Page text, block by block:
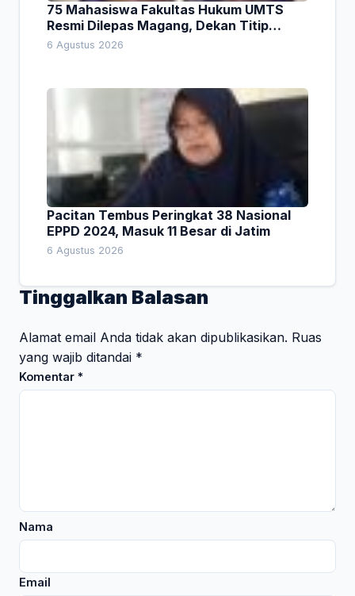
75 Mahasiswa Fakultas Hukum UMTS
Resmi Dilepas Magang, Dekan Titip
Empat Pesan Penting
6 Agustus 2026
Pacitan Tembus Peringkat 38 Nasional
EPPD 2024, Masuk 11 Besar di Jatim
6 Agustus 2026
Tinggalkan Balasan
Alamat email Anda tidak akan dipublikasikan. Ruas
yang wajib ditandai *
Komentar *
Nama
Email